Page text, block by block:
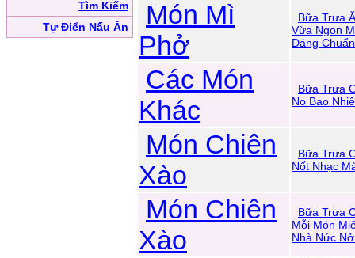
Tìm Kiếm
Tự Điển Nấu Ăn
Món Mì
Phở
Bữa Trưa
Vừa Ngon
Dáng Chuẩn
Các Món
Khác
Bữa Trưa
No Bao
Món Chiên
Xào
Bữa Trưa
Nốt Nhạc
Món Chiên
Xào
Bữa Trưa
Mỗi Món
Nhà Nức